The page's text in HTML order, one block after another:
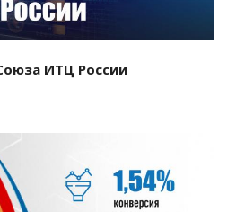
ИТЦ России